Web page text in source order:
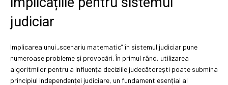
judiciar
Implicarea unui „scenariu matematic” în sistemul judiciar pune
numeroase probleme și provocări. În primul rând, utilizarea
algoritmilor pentru a influența deciziile judecătorești poate submina
principiul independenței judiciare, un fundament esențial al